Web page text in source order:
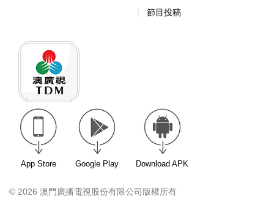
節目投稿
App Store Google Play Download APK
© 2026 澳門廣播電視股份有限公司版權所有